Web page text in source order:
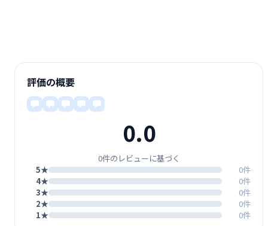
評価の概要
0.0
0件のレビューに基づく
5★
0件
4★
0件
3★
0件
2★
0件
1★
0件